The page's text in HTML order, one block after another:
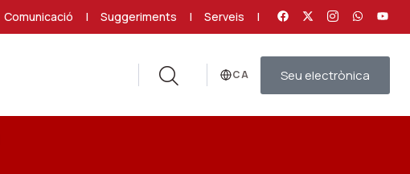
Comunicació | Suggeriments | Serveis |
Idioma
Seu electrònica